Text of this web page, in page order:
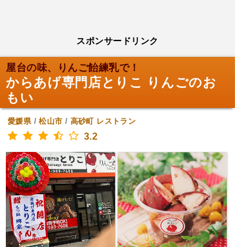
スポンサードリンク
屋台の味、りんご飴練乳で！
からあげ専門店とりこ りんごのお
もい
愛媛県/松山市 / 高砂町 レストラン
3.2